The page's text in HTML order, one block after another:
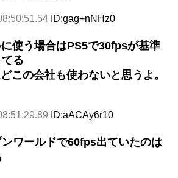
ID:gag+nNHz0
使う場合はPS5で30fpsが基準
る
この会社も使わないと思うよ。
ID:aACAy6r10
ワールドで60fps出ていたのは